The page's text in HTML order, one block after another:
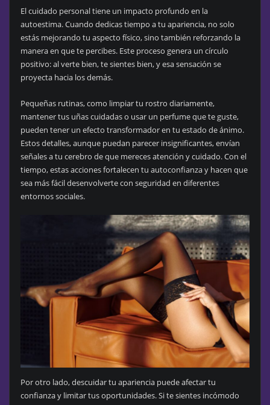
El cuidado personal tiene un impacto profundo en la
autoestima. Cuando dedicas tiempo a tu apariencia, no solo
estás mejorando tu aspecto físico, sino también reforzando la
manera en que te percibes. Este proceso genera un círculo
positivo: al verte bien, te sientes bien, y esa sensación se
proyecta hacia los demás.
Pequeñas rutinas, como limpiar tu rostro diariamente,
mantener tus uñas cuidadas o usar un perfume que te guste,
pueden tener un efecto transformador en tu estado de ánimo.
Estos detalles, aunque puedan parecer insignificantes, envían
señales a tu cerebro de que mereces atención y cuidado. Con el
tiempo, estas acciones fortalecen tu autoconfianza y hacen que
sea más fácil desenvolverte con seguridad en diferentes
entornos sociales.
Por otro lado, descuidar tu apariencia puede afectar tu
confianza y limitar tus oportunidades. Si te sientes incómodo